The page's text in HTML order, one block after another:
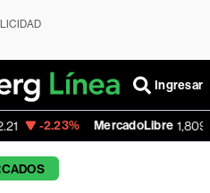
Ingresar
MercadoLibre 1,809.645 -0.80%